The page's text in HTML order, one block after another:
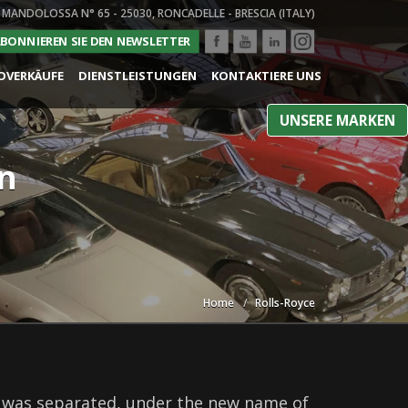
N° 65 - 25030, RONCADELLE - BRESCIA (ITALY)
SIE DEN NEWSLETTER
UNSERE MARKEN
DIENSTLEISTUNGEN KONTAKTIERE UNS
Home Rolls-Royce
separated, under the new name of